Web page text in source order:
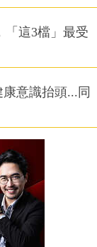
「這3檔」最受
意識抬頭...同